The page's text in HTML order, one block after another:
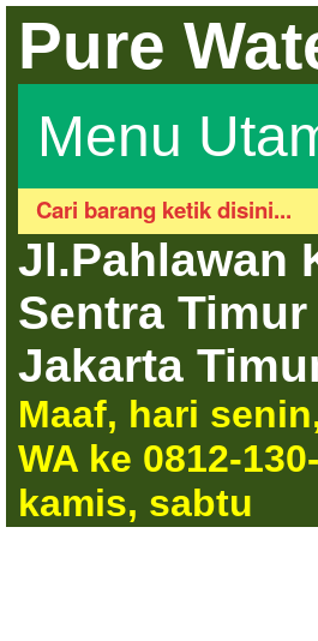
Pure
Menu
Jl.Pahlawan
Sentra
Jakarta
Maaf, hari
WA ke 0812-
kamis, sabtu